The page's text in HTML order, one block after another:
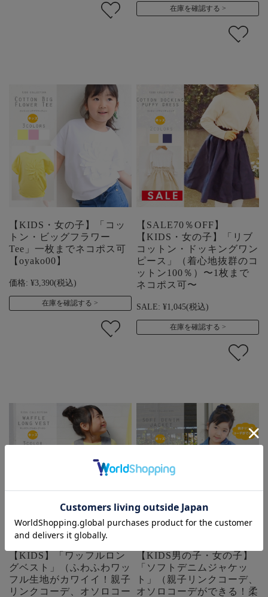
在庫を確認する
【KIDS・女の子】「コッ
トン・ビッグフラワー
Tee」一枚までネコポス可
【oyako00】
価格: ¥3,390(税込)
在庫を確認する
【SALE70％OFF】
【KIDS・女の子】「リブ
コットン・ドッキングワン
ピース」（着心地抜群のコ
ットン100％）〜1枚まで
ネコポス可〜
SALE: ¥1,045(税込)
在庫を確認する
【SALE70％OFF】
【KIDS】「ワッフルロン
グベスト」（ふわふわワッ
フル生地がカワイイ！親子
リンクコーデ、オソロコー
【KIDS男の子・女の子】
「ソフトデニムジャケッ
ト」（親子リンクコーデ、
オソロコーデができる！柔